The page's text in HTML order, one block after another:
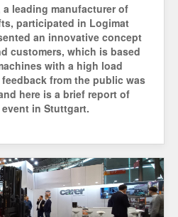
a leading manufacturer of
participated in Logimat
an innovative concept
customers, which is based
with a high load
from the public was
here is a brief report of
in Stuttgart.